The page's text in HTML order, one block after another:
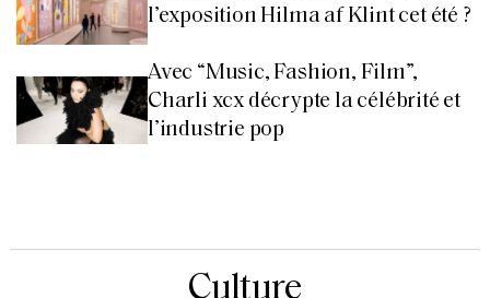
l’exposition Hilma af Klint cet été ?
Avec “Music, Fashion, Film”,
Charli xcx décrypte la célébrité et
l’industrie pop
Culture